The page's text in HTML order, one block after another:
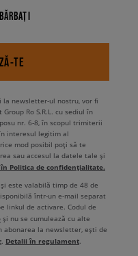
TE
la newsletter-ul nostru, vor fi
Ro S.R.L. cu sediul în
nr. 6-8, în scopul trimiterii
interesul legitim al
mod posibil poți să te
sau accesul la datele tale și
Politica de confidențialitate.
este valabilă timp de 48 de
într-un e-mail separat
linkul de activare. Codul de
și nu se cumulează cu alte
abonarea la newsletter, ești de
Detalii în regulament.